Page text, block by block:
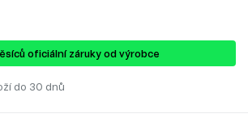
oficiální záruky od výrobce
do 30 dnů